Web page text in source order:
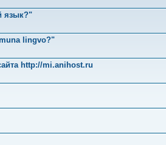
язык?"
lingvo?"
http://mi.anihost.ru